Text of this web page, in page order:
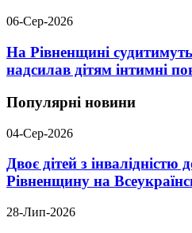
06-Сер-2026
На Рівненщині
надсилав дітям інтимні
Популярні новини
04-Сер-2026
Двоє дітей з інвалідністю
Рівненщину на
28-Лип-2026